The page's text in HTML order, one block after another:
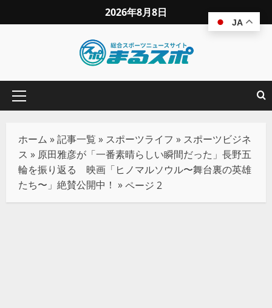
2026年8月8日
ホーム »記事一覧 » スポーツライフ » スポーツビジネ
ス » 原田雅彦が「一番素晴らしい瞬間だった」長野五
輪を振り返る 映画「ヒノマルソウル〜舞台裏の英雄
たち〜」絶賛公開中！ »ページ 2
JA